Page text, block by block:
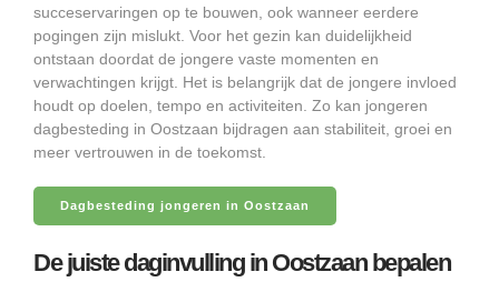
succeservaringen op te bouwen, ook wanneer eerdere
pogingen zijn mislukt. Voor het gezin kan duidelijkheid
ontstaan doordat de jongere vaste momenten en
verwachtingen krijgt. Het is belangrijk dat de jongere invloed
houdt op doelen, tempo en activiteiten. Zo kan jongeren
dagbesteding in Oostzaan bijdragen aan stabiliteit, groei en
meer vertrouwen in de toekomst.
Dagbesteding jongeren in Oostzaan
De juiste daginvulling in Oostzaan bepalen